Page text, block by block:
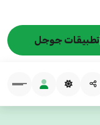
تطبيقات جوجل